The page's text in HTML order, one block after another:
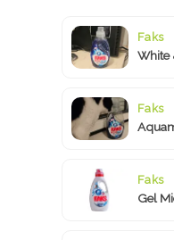
Faks
White
Faks
Faks
Gel